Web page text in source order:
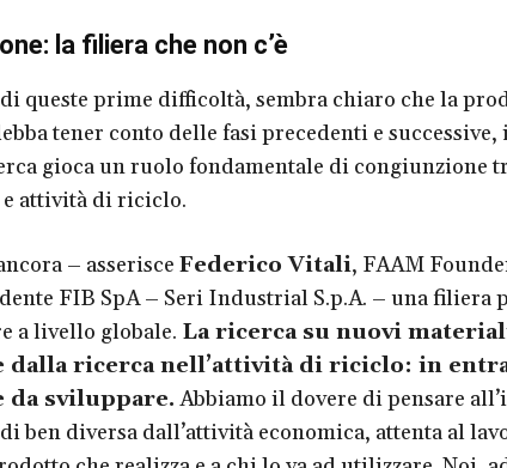
la filiera che non c’è
queste prime difficoltà, sembra chiaro che la
tener conto delle fasi precedenti e
gioca un ruolo fondamentale di congiunzione
attività di riciclo.
– asserisce Federico Vitali, FAAM
FIB SpA – Seri Industrial S.p.A. – una filiera
a livello globale. La ricerca su nuovi
dalla ricerca nell’attività di riciclo: in
da sviluppare. Abbiamo il dovere di pensare
ben diversa dall’attività economica, attenta al